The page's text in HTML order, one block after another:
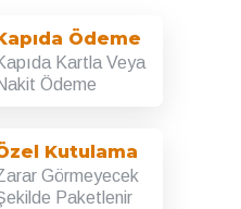
Ödeme
Kartla Veya
Ödeme
Kutulama
Görmeyecek
Paketlenir